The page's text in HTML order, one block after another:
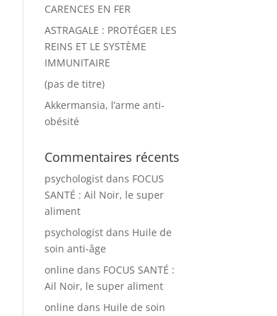
CARENCES EN FER
ASTRAGALE : PROTÉGER LES
REINS ET LE SYSTÈME
IMMUNITAIRE
(pas de titre)
Akkermansia, l’arme anti-
obésité
Commentaires récents
psychologist dans FOCUS
SANTÉ : Ail Noir, le super
aliment
psychologist dans Huile de
soin anti-âge
online dans FOCUS SANTÉ :
Ail Noir, le super aliment
online dans Huile de soin